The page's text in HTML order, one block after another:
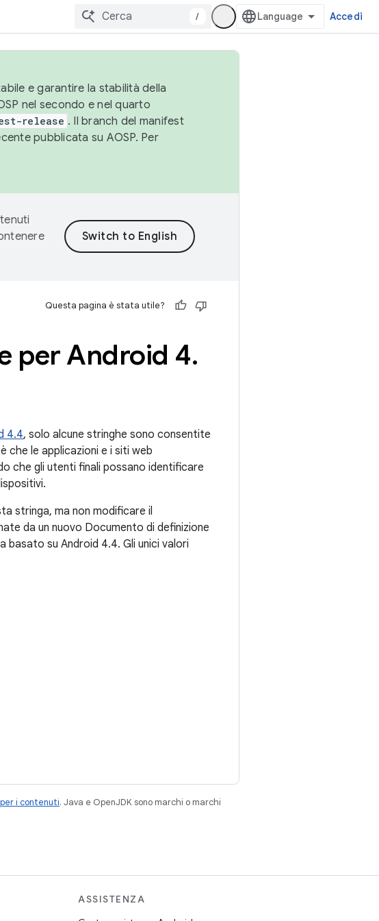
/ Accedi
e garantire la stabilità della
nel secondo e nel quarto
release . Il branch del manifest
pubblicata su AOSP. Per
Questa pagina è stata utile?
per Android 4.
4.4, solo alcune stringhe sono consentite
che le applicazioni e i siti web
che gli utenti finali possano identificare
stringa, ma non modificare il
da un nuovo Documento di definizione
basato su Android 4.4. Gli unici valori
i contenuti. Java e OpenJDK sono marchi o marchi
ASSISTENZA